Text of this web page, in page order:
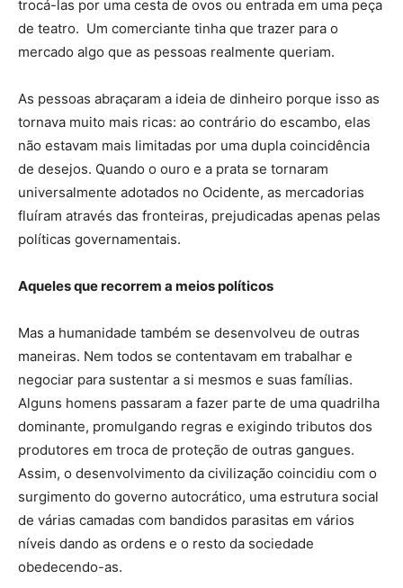
trocá-las por uma cesta de ovos ou entrada em uma peça
de teatro. Um comerciante tinha que trazer para o
mercado algo que as pessoas realmente queriam.
As pessoas abraçaram a ideia de dinheiro porque isso as
tornava muito mais ricas: ao contrário do escambo, elas
não estavam mais limitadas por uma dupla coincidência
de desejos. Quando o ouro e a prata se tornaram
universalmente adotados no Ocidente, as mercadorias
fluíram através das fronteiras, prejudicadas apenas pelas
políticas governamentais.
Aqueles que recorrem a meios políticos
Mas a humanidade também se desenvolveu de outras
maneiras. Nem todos se contentavam em trabalhar e
negociar para sustentar a si mesmos e suas famílias.
Alguns homens passaram a fazer parte de uma quadrilha
dominante, promulgando regras e exigindo tributos dos
produtores em troca de proteção de outras gangues.
Assim, o desenvolvimento da civilização coincidiu com o
surgimento do governo autocrático, uma estrutura social
de várias camadas com bandidos parasitas em vários
níveis dando as ordens e o resto da sociedade
obedecendo-as.